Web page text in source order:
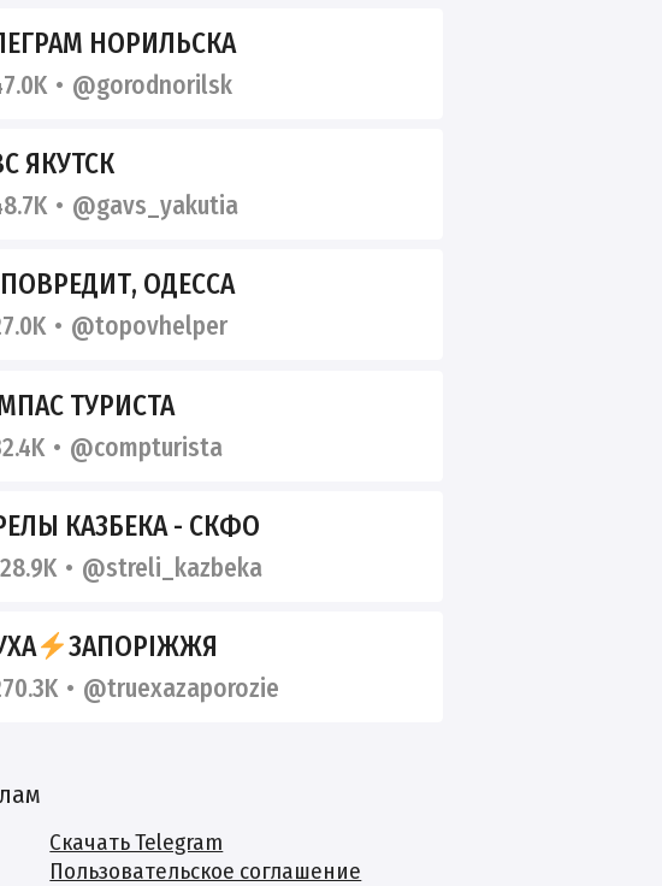
НОРИЛЬСКА
@gorodnorilsk
ЯКУТСК
@gavs_yakutia
ОДЕССА
@topovhelper
ТУРИСТА
@compturista
КАЗБЕКА - СКФО
@streli_kazbeka
ЗАПОРІЖЖЯ
@truexazaporozie
Скачать Telegram
Пользовательское соглашение